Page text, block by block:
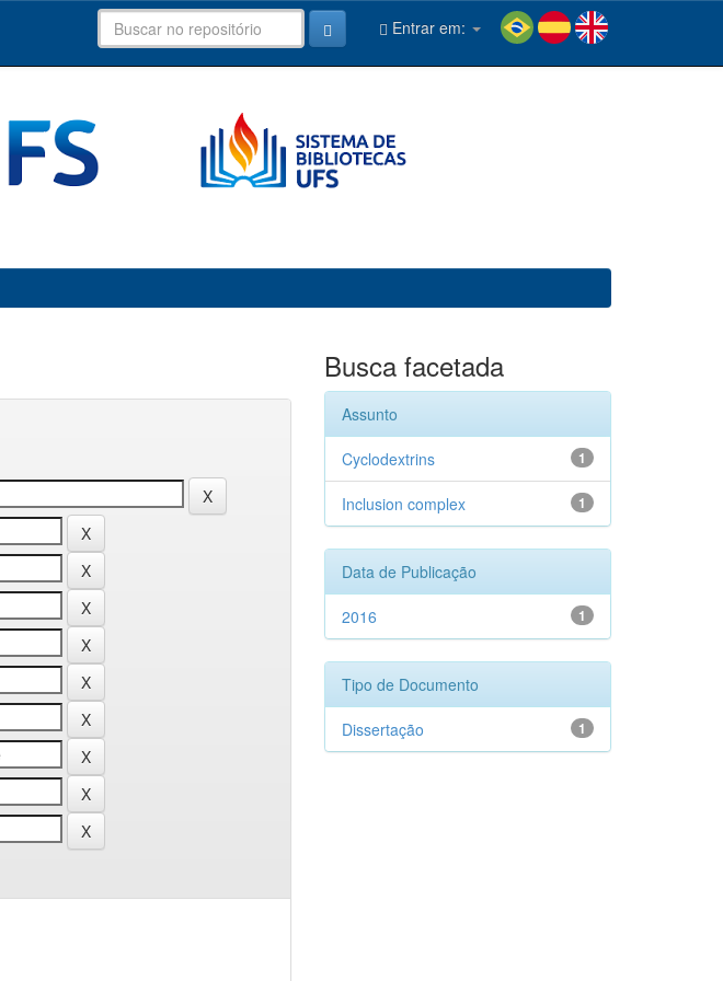
Entrar em:
Busca facetada
Assunto
1
Cyclodextrins
1
Inclusion complex
Data de Publicação
1
2016
Tipo de Documento
1
Dissertação